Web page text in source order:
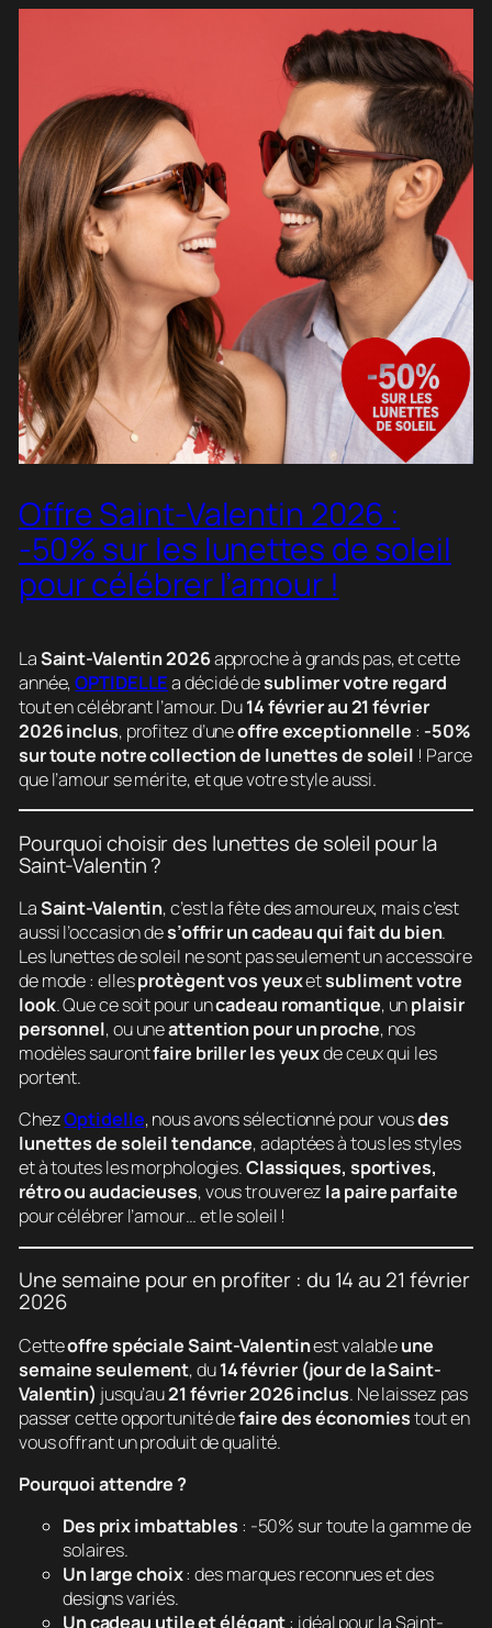
Offre Saint-Valentin 2026 :
-50% sur les lunettes de soleil
pour célébrer l’amour !
LaSaint-Valentin 2026approche à grands pas, et cette
année,OPTIDELLEa décidé desublimer votre regard
tout en célébrant l’amour. Du14 février au 21 février
2026 inclus, profitez d’uneoffre exceptionnelle : -50%
sur toute notre collection de lunettes de soleil ! Parce
que l’amour se mérite, et que votre style aussi.
Pourquoi choisir des lunettes de soleil pour la
Saint-Valentin ?
LaSaint-Valentin, c’est la fête des amoureux, mais c’est
aussi l’occasion des’offrir un cadeau qui fait du bien.
Les lunettes de soleil ne sont pas seulement un accessoire
de mode : ellesprotègent vos yeuxetsubliment votre
look. Que ce soit pour uncadeau romantique, unplaisir
personnel, ou uneattention pour un proche, nos
modèles saurontfaire briller les yeuxde ceux qui les
portent.
ChezOptidelle, nous avons sélectionné pour vousdes
lunettes de soleil tendance, adaptées à tous les styles
et à toutes les morphologies.Classiques, sportives,
rétro ou audacieuses, vous trouverez la paire parfaite
pour célébrer l’amour… et le soleil !
Une semaine pour en profiter : du 14 au 21 février
2026
Cetteoffre spéciale Saint-Valentinest valableune
semaine seulement, du14 février (jour de la Saint-
Valentin) jusqu’au21 février 2026 inclus. Ne laissez pas
passer cette opportunité defaire des économiestout en
vous offrant un produit de qualité.
Pourquoi attendre ?
Des prix imbattables : -50% sur toute la gamme de
solaires.
Un large choix: des marques reconnues et des
designs variés.
Un cadeau utile et élégant: idéal pour la Saint-